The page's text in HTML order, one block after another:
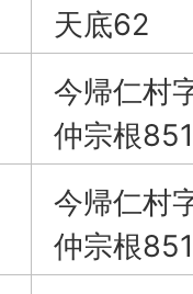
天底62
今帰仁村
仲宗根
今帰仁村
仲宗根